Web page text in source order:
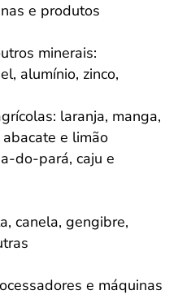
e produtos
minerais:
alumínio, zinco,
laranja, manga,
abacate e limão
do-pará, caju e
canela, gengibre,
e máquinas